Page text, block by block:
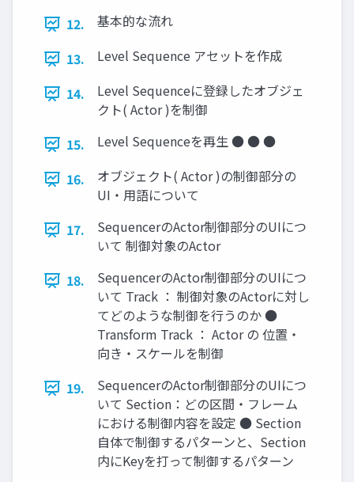
12.
基本的な流れ
13.
Level Sequence アセットを作成
14.
Level Sequenceに登録したオブジェ
クト( Actor )を制御
15.
Level Sequenceを再生 ● ● ●
16.
オブジェクト( Actor )の制御部分の
UI・用語について
17.
SequencerのActor制御部分のUIにつ
いて 制御対象のActor
18.
SequencerのActor制御部分のUIにつ
いて Track ： 制御対象のActorに対し
てどのような制御を行うのか ●
Transform Track ： Actor の 位置・
向き・スケールを制御
19.
SequencerのActor制御部分のUIにつ
いて Section：どの区間・フレーム
における制御内容を設定 ● Section
自体で制御するパターンと、Section
内にKeyを打って制御するパターン